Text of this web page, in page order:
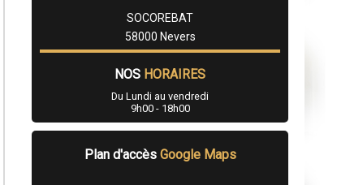
SOCOREBAT
58000 Nevers
NOS HORAIRES
Du Lundi au vendredi
9h00 - 18h00
Plan d'accès Google Maps